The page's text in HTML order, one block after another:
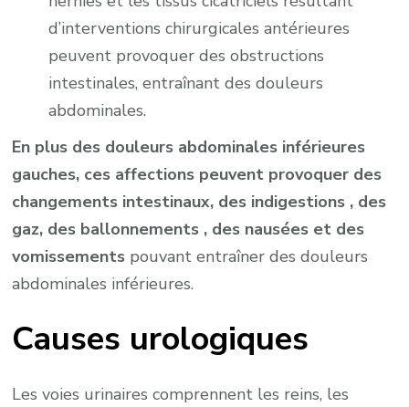
d’interventions chirurgicales antérieures
peuvent provoquer des obstructions
intestinales, entraînant des douleurs
abdominales.
En plus des douleurs abdominales inférieures
gauches, ces affections peuvent provoquer des
changements intestinaux, des indigestions , des
gaz, des ballonnements , des nausées et des
vomissements pouvant entraîner des douleurs
abdominales inférieures.
Causes urologiques
Les voies urinaires comprennent les reins, les